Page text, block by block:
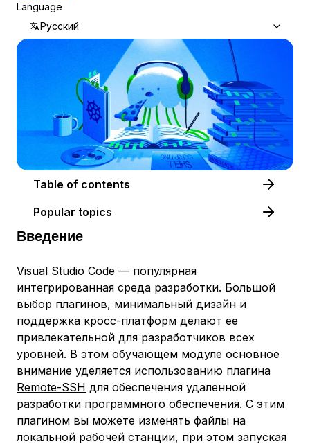
Language
Русский
Table of contents
Popular topics
Введение
Visual Studio Code — популярная
интегрированная среда разработки. Большой
выбор плагинов, минимальный дизайн и
поддержка кросс-платформ делают ее
привлекательной для разработчиков всех
уровней. В этом обучающем модуле основное
внимание уделяется использованию плагина
Remote-SSH для обеспечения удаленной
разработки программного обеспечения. С этим
плагином вы можете изменять файлы на
локальной рабочей станции, при этом запуская